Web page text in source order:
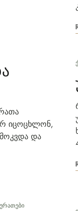
იცოცხლონ,
და